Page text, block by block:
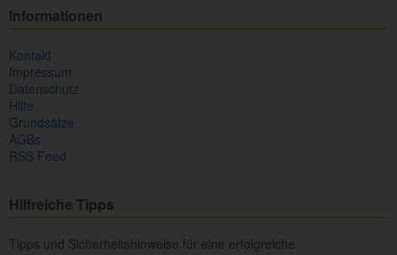
Informationen
Kontakt
Impressum
Datenschutz
Hilfe
Grundsätze
AGBs
RSS Feed
Hilfreiche Tipps
Tipps und Sicherheitshinweise für eine erfolgreiche